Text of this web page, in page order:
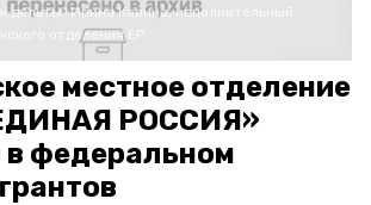
дельты" Ирина Кавина, исполнительный
отделения ЕР
местное отделение
РОССИЯ»
в федеральном